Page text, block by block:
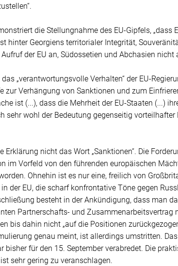
die Stellungnahme des EU-Gipfels, „dass
hinter Georgiens territorialer Integrität,
der EU an, Südossetien und Abchasien nicht
„verantwortungsvolle Verhalten“ der EU-
zur Verhängung von Sanktionen und zum
ist (...), dass die Mehrheit der EU-Staaten (...)
sehr wohl der Bedeutung gegenseitig
nicht das Wort „Sanktionen“. Die
im Vorfeld von den führenden europäischen
Ohnehin ist es nur eine, freilich von
der EU, die scharf konfrontative Töne gegen
besteht in der Ankündigung, dass man
Partnerschafts- und Zusammenarbeitsvertrag
bis dahin nicht „auf die Positionen
genau meint, ist allerdings umstritten.
bisher für den 15. September verabredet. Die
sehr gering zu veranschlagen.